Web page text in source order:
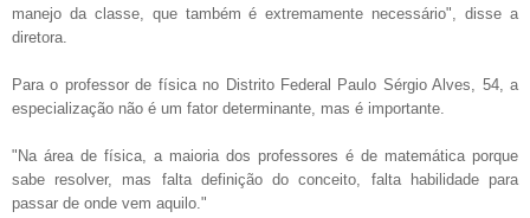
manejo da classe, que também é extremamente necessário", disse a
diretora.
Para o professor de física no Distrito Federal Paulo Sérgio Alves, 54, a
especialização não é um fator determinante, mas é importante.
"Na área de física, a maioria dos professores é de matemática porque
sabe resolver, mas falta definição do conceito, falta habilidade para
passar de onde vem aquilo."